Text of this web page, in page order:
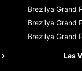
Brezilya Grand
Brezilya Grand
Brezilya Grand
Las